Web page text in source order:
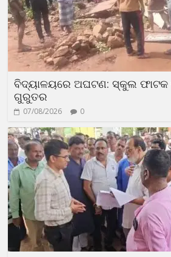
ବିଦ୍ୟାଳୟରେ ଅଘଟଣ: ସ୍କୁଲ
ଗୁରୁତର
07/08/2026 0